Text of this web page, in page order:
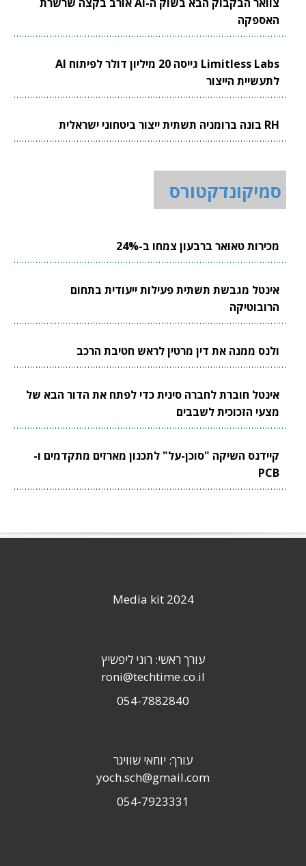
האספקה
Limitless Labs גייסה 20 מיליון דולר לפיתוח AI
לתעשיית הייצור
RH בונה ברומניה תשתית ייצור ביטחוני ישראלית
סמיקונדקטורס
מכירות טאואר ברבעון צמחו ב-24%
אינטל מגבשת תשתית פעילות ייעודית בתחום
הרובוטיקה
ולנס ממנה את דין מרטין לראש חטיבת הרכב
אינטל חוברת לחברה סינית כדי לפתח את הדור הבא של
מצעי הזכוכית לשבבים
קיידנס השיקה "סוכן-על" לתכנון מארזים מתקדמים ו-
PCB
Media kit 2024
עורך ראשי: רוני ליפשיץ
roni@techtime.co.il
054-7882840
עורך: יוחאי שוויגר
yoch.sch@gmail.com
054-7923331